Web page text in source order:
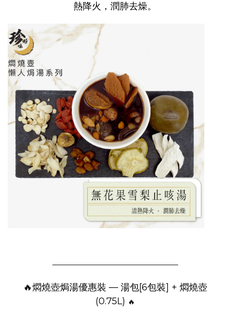
熱降火，潤肺去燥。
—————————————————–
🔥燜燒壺焗湯優惠裝 — 湯包[6包裝] + 燜燒壺
(0.75L) 🔥